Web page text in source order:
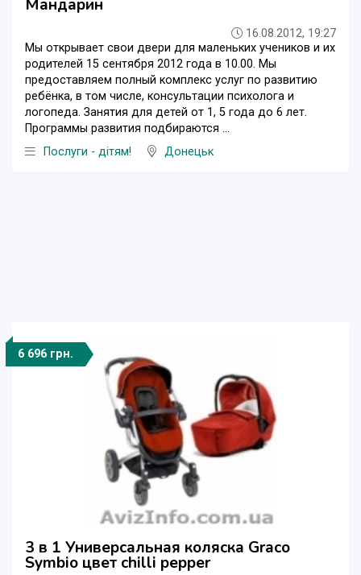
Мандарин
16.08.2012, 19:27
Мы открывает свои двери для маленьких учеников и их
родителей 15 сентября 2012 года в 10.00. Мы
предоставляем полный комплекс услуг по развитию
ребёнка, в том числе, консультации психолога и
логопеда. Занятия для детей от 1, 5 года до 6 лет.
Программы развития подбираются ...
Послуги - дітям!
Донецьк
6 696 грн.
3 в 1 Универсальная коляска Graco
Symbio цвет chilli pepper